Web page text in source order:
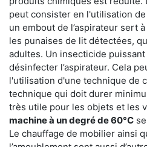
peut consister en l'utilisation
un embout de l’aspirateur sert
les punaises de lit détectées,
adultes. Un insecticide
désinfecter l’aspirateur. Cela
l'utilisation d'une technique de
technique qui doit durer
très utile pour les objets et les
machine à un degré de 60°C
Le chauffage de mobilier ainsi